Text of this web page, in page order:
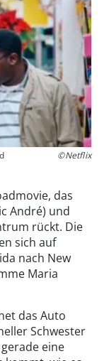
©Netflix
das
André) und
rückt. Die
sich auf
nach New
Maria
das Auto
Schwester
eine